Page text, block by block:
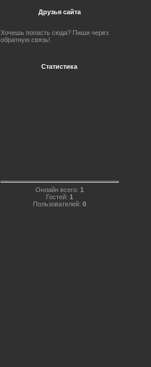
Друзья сайта
Хочешь попасть сюда? Пиши через
обратную связь!
Статистика
Онлайн всего: 1
Гостей: 1
Пользователей: 0